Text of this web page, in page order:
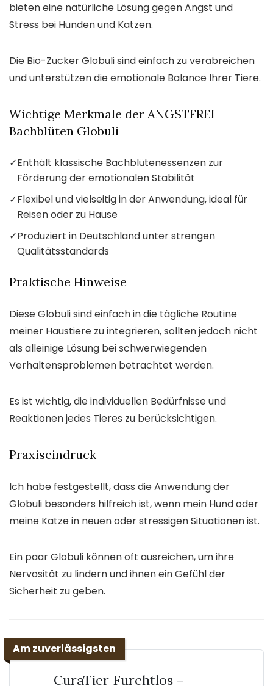
bieten eine natürliche Lösung gegen Angst und
Stress bei Hunden und Katzen.
Die Bio-Zucker Globuli sind einfach zu verabreichen
und unterstützen die emotionale Balance Ihrer Tiere.
Wichtige Merkmale der ANGSTFREI
Bachblüten Globuli
✓Enthält klassische Bachblütenessenzen zur
Förderung der emotionalen Stabilität
✓Flexibel und vielseitig in der Anwendung, ideal für
Reisen oder zu Hause
✓Produziert in Deutschland unter strengen
Qualitätsstandards
Praktische Hinweise
Diese Globuli sind einfach in die tägliche Routine
meiner Haustiere zu integrieren, sollten jedoch nicht
als alleinige Lösung bei schwerwiegenden
Verhaltensproblemen betrachtet werden.
Es ist wichtig, die individuellen Bedürfnisse und
Reaktionen jedes Tieres zu berücksichtigen.
Praxiseindruck
Ich habe festgestellt, dass die Anwendung der
Globuli besonders hilfreich ist, wenn mein Hund oder
meine Katze in neuen oder stressigen Situationen ist.
Ein paar Globuli können oft ausreichen, um ihre
Nervosität zu lindern und ihnen ein Gefühl der
Sicherheit zu geben.
Am zuverlässigsten
CuraTier Furchtlos –